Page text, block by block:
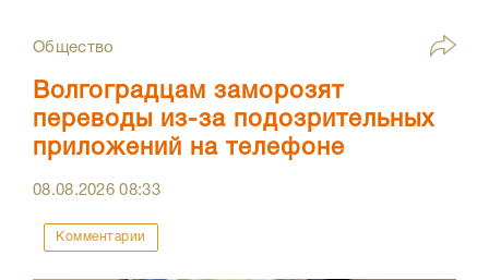
Общество
Волгоградцам заморозят
переводы из-за подозрительных
приложений на телефоне
08.08.202608:33
Комментарии